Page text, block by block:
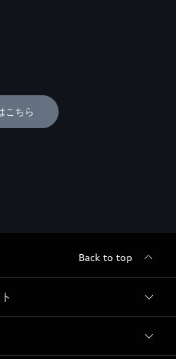
こちら
Back to top